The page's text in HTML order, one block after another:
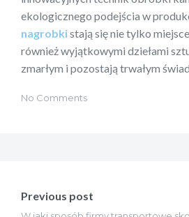
ekologicznego podejścia w
nagrobkistają się nie tylko
również wyjątkowymi dziełami
zmarłym i pozostają trwałym
No Comments
wpisu
Previous post